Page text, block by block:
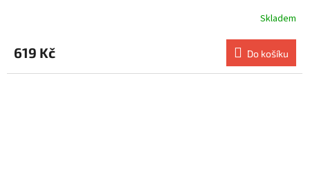
Skladem
619 Kč Do košíku